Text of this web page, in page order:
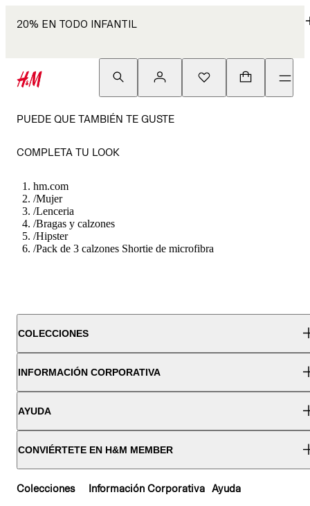
20% EN TODO INFANTIL
PUEDE QUE TAMBIÉN TE GUSTE
COMPLETA TU LOOK
hm.com
/Mujer
/Lenceria
/Bragas y calzones
/Hipster
/Pack de 3 calzones Shortie de microfibra
COLECCIONES
INFORMACIÓN CORPORATIVA
AYUDA
CONVIÉRTETE EN H&M MEMBER
Colecciones Información Corporativa Ayuda